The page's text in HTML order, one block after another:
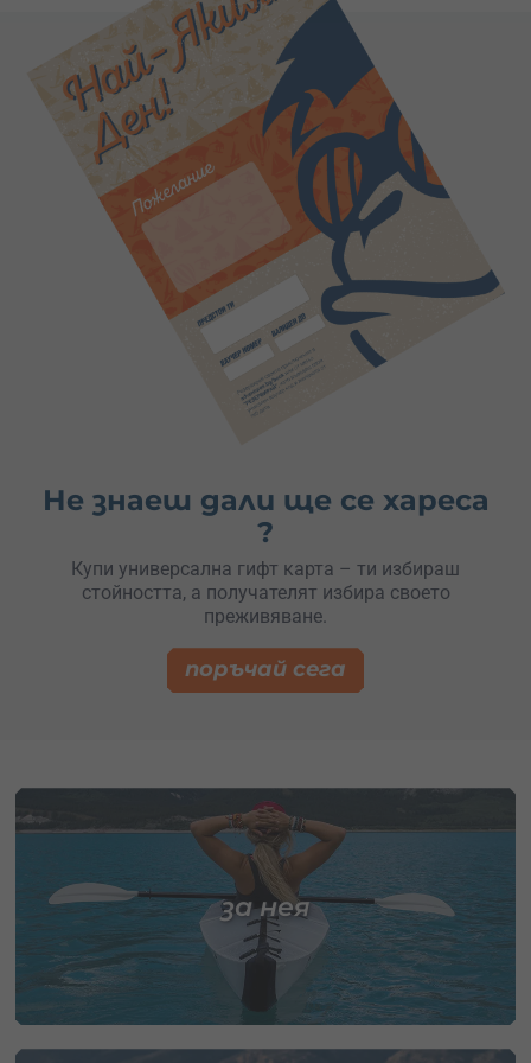
Не знаеш дали ще се хареса
?
Купи универсална гифт карта – ти избираш
стойността, а получателят избира своето
преживяване.
поръчай сега
за нея